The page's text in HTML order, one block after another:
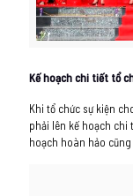
Kế hoạch chi tiết tổ
Khi tổ chức sự kiện
phải lên kế hoạch chi
hoạch hoàn hảo cũng